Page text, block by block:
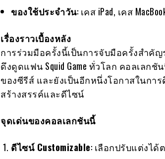
ของใช้ประจำวัน: เคส iPad, เคส
เรื่องราวเบื้องหลัง
การร่วมมือครั้งนี้เป็นการจับมือครั้งสำคัญร
ดึงดูดแฟน Squid Game ทั่วโลก คอลเล
ของซีรีส์ และยังเป็นอีกหนึ่งโอกาสในกา
สร้างสรรค์และดีไซน์
จุดเด่นของคอลเลกชันนี้
ดีไซน์ Customizable: เลือกปรับแต่งไ